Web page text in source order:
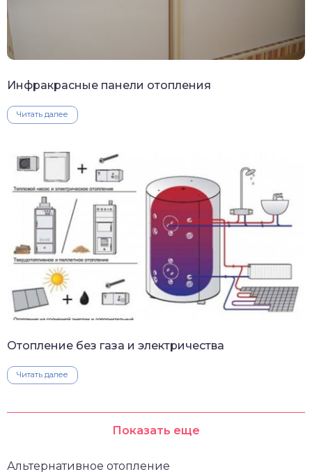
Инфракрасные панели отопления
Читать далее
Отопление без газа и электричества
Читать далее
Показать еще
Альтернативное отопление